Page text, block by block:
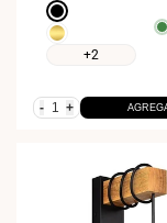
Negro
Dorado
+2
- +